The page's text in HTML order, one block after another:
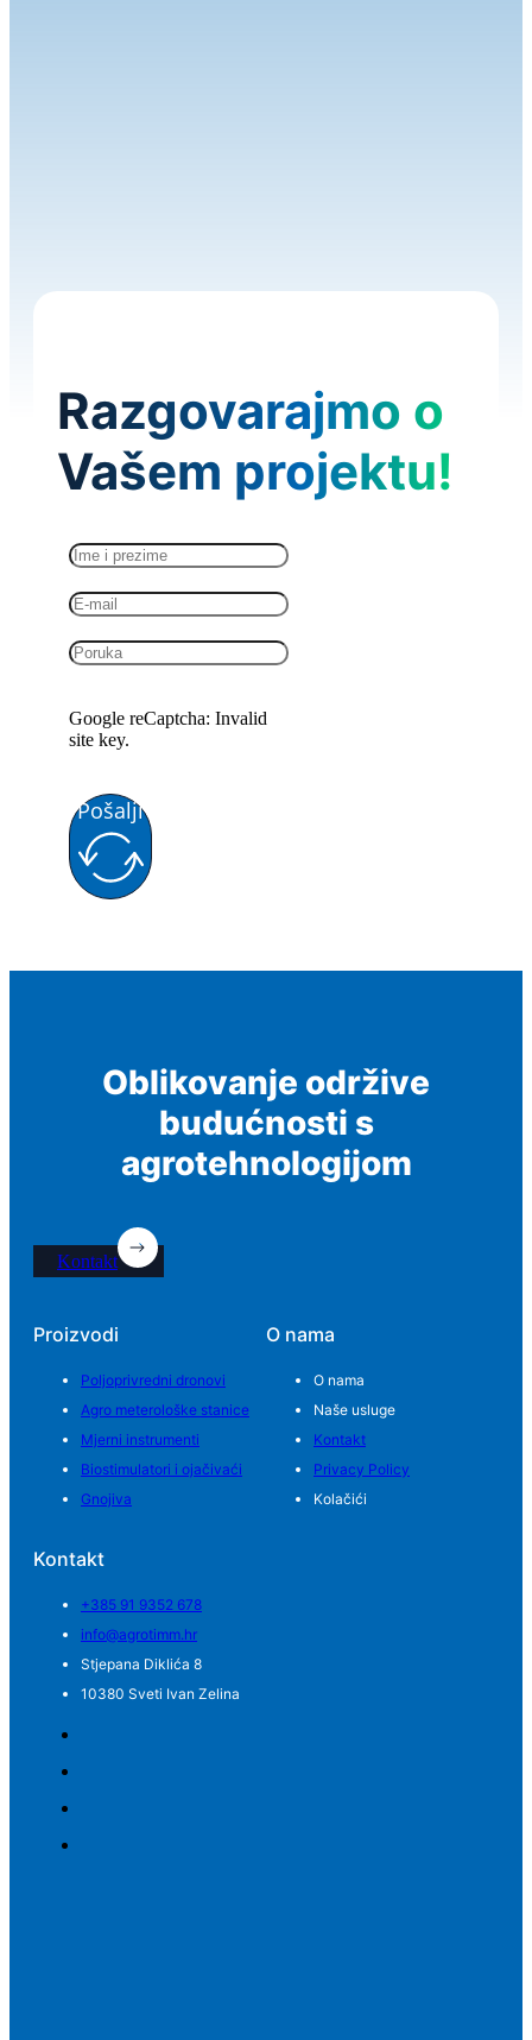
Razgovarajmo o
Vašem projektu!
Google reCaptcha: Invalid
site key.
Pošalji
Oblikovanje održive
budućnosti s
agrotehnologijom
Kontakt
Proizvodi
Poljoprivredni dronovi
Agro meterološke stanice
Mjerni instrumenti
Biostimulatori i ojačivaći
Gnojiva
O nama
O nama
Naše usluge
Kontakt
Privacy Policy
Kolačići
Kontakt
+385 91 9352 678
info@agrotimm.hr
Stjepana Diklića 8
10380 Sveti Ivan Zelina